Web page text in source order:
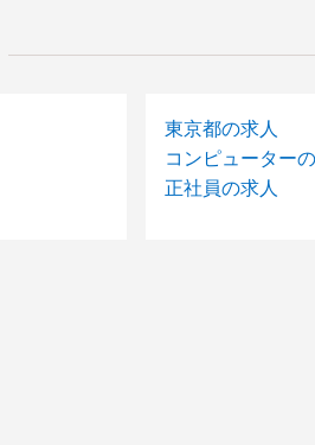
東京都の求人
コンピューター
正社員の求人